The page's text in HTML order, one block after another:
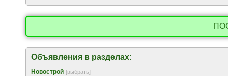
Объявления в разделах:
Новострой [выбрать]